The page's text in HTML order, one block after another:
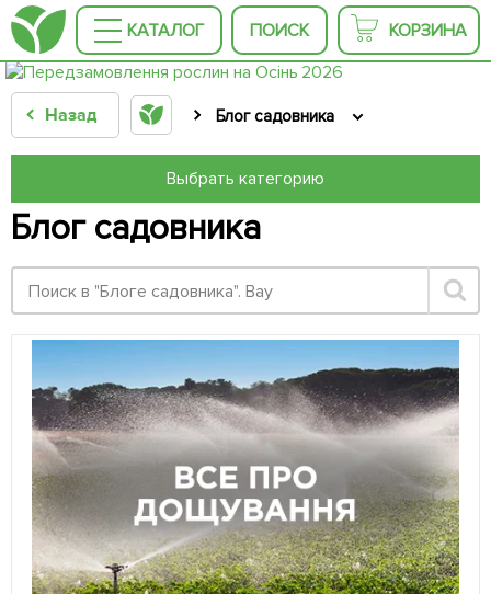
КАТАЛОГ ПОИСК КОРЗИНА
Назад Блог садовника
Выбрать категорию
Блог садовника